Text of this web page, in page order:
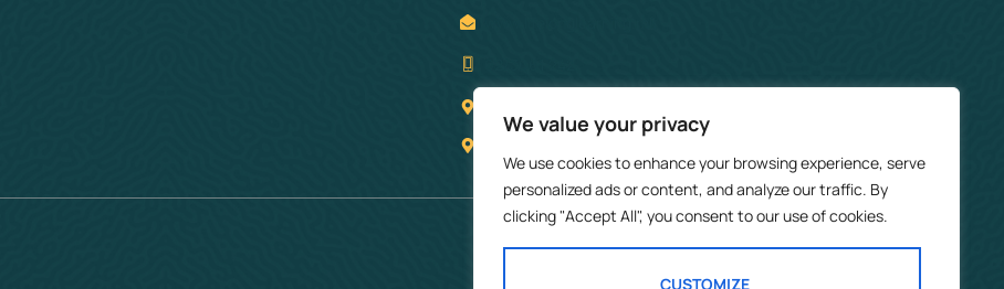
We value your privacy
We use cookies to enhance your browsing experience, serve
personalized ads or content, and analyze our traffic. By
clicking "Accept All", you consent to our use of cookies.
CUSTOMIZE